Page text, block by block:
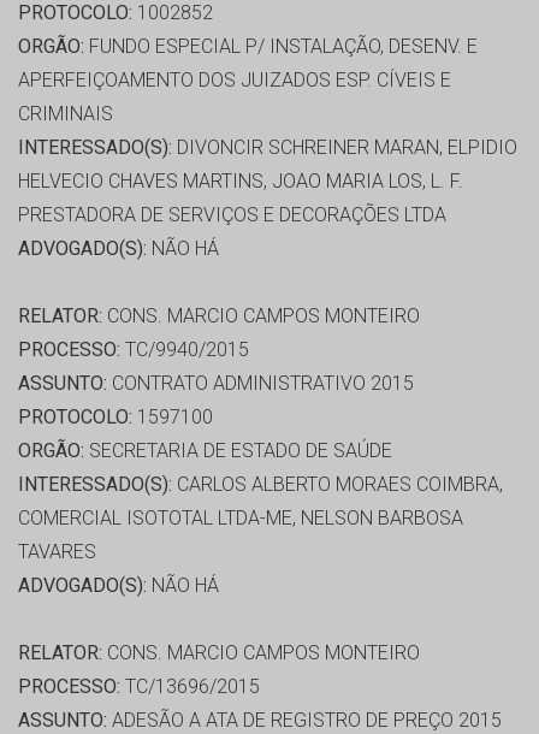
PROTOCOLO: 1002852
ORGÃO: FUNDO ESPECIAL P/ INSTALAÇÃO, DESENV. E
APERFEIÇOAMENTO DOS JUIZADOS ESP. CÍVEIS E
CRIMINAIS
INTERESSADO(S): DIVONCIR SCHREINER MARAN, ELPIDIO
HELVECIO CHAVES MARTINS, JOAO MARIA LOS, L. F.
PRESTADORA DE SERVIÇOS E DECORAÇÕES LTDA
ADVOGADO(S): NÃO HÁ
RELATOR: CONS. MARCIO CAMPOS MONTEIRO
PROCESSO: TC/9940/2015
ASSUNTO: CONTRATO ADMINISTRATIVO 2015
PROTOCOLO: 1597100
ORGÃO: SECRETARIA DE ESTADO DE SAÚDE
INTERESSADO(S): CARLOS ALBERTO MORAES COIMBRA,
COMERCIAL ISOTOTAL LTDA-ME, NELSON BARBOSA
TAVARES
ADVOGADO(S): NÃO HÁ
RELATOR: CONS. MARCIO CAMPOS MONTEIRO
PROCESSO: TC/13696/2015
ASSUNTO: ADESÃO A ATA DE REGISTRO DE PREÇO 2015